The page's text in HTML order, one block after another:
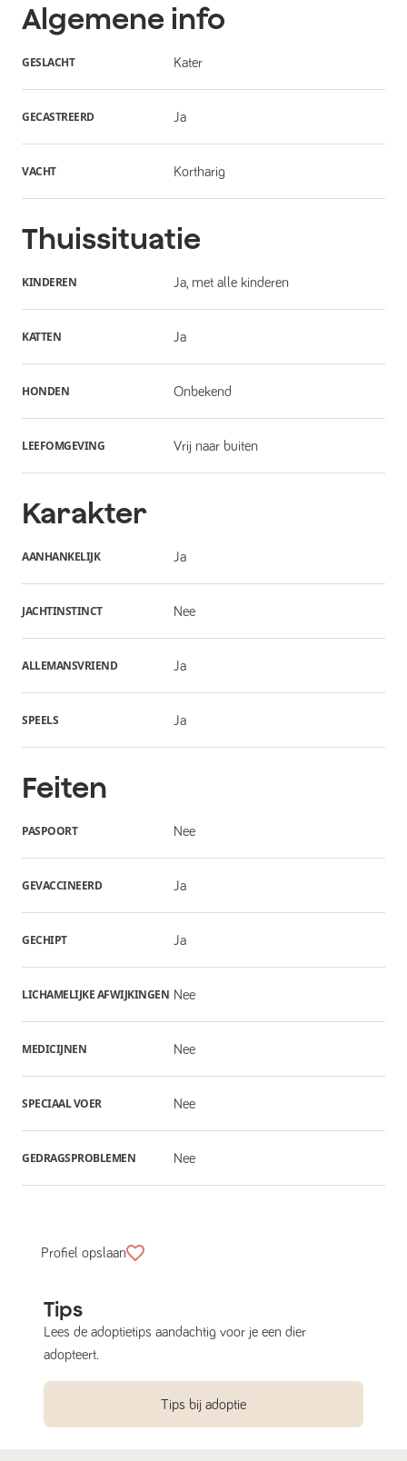
Algemene info
GESLACHT Kater
GECASTREERD Ja
VACHT Kortharig
Thuissituatie
KINDEREN Ja, met alle kinderen
KATTEN Ja
HONDEN Onbekend
LEEFOMGEVING Vrij naar buiten
Karakter
AANHANKELIJK Ja
JACHTINSTINCT Nee
ALLEMANSVRIEND Ja
SPEELS Ja
Feiten
PASPOORT Nee
GEVACCINEERD Ja
GECHIPT Ja
LICHAMELIJKE AFWIJKINGEN Nee
MEDICIJNEN Nee
SPECIAAL VOER Nee
GEDRAGSPROBLEMEN Nee
Profiel opslaan
Tips
Lees de adoptietips aandachtig voor je een dier
adopteert.
Tips bij adoptie